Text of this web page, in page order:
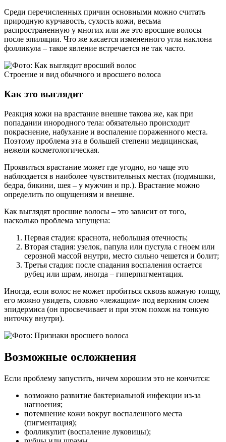
Среди перечисленных причин основными можно считать
природную курчавость, сухость кожи, весьма
распространенную у многих или же это вросшие волосы
после эпиляции. Что же касается измененного угла наклона
фолликула – такое явление встречается не так часто.
Строение и вид обычного и вросшего волоса
Как это выглядит
Реакция кожи на врастание внешне такова же, как при
попадании инородного тела: обязательно происходит
покраснение, набухание и воспаление пораженного места.
Поэтому проблема эта в большей степени медицинская,
нежели косметологическая.
Проявиться врастание может где угодно, но чаще это
наблюдается в наиболее чувствительных местах (подмышки,
бедра, бикини, шея – у мужчин и пр.). Врастание можно
определить по ощущениям и внешне.
Как выглядят вросшие волосы – это зависит от того,
насколько проблема запущена:
Первая стадия: краснота, небольшая отечность;
Вторая стадия: узелок, папула или пустула с гноем или
серозной массой внутри, место сильно чешется и болит;
Третья стадия: после спадания воспаления остается
рубец или шрам, иногда – гиперпигментация.
Иногда, если волос не может пробиться сквозь кожную толщу,
его можно увидеть, словно «лежащим» под верхним слоем
эпидермиса (он просвечивает и при этом похож на тонкую
ниточку внутри).
Возможные осложнения
Если проблему запустить, ничем хорошим это не кончится:
возможно развитие бактериальной инфекции из-за
нагноения;
потемнение кожи вокруг воспаленного места
(пигментация);
фолликулит (воспаление луковицы);